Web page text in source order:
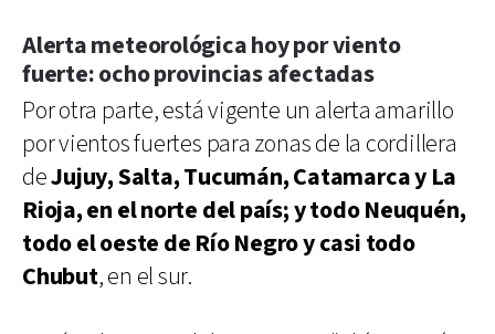
Alerta meteorológica hoy por viento
fuerte: ocho provincias afectadas
Por otra parte, está vigente un alerta amarillo
por vientos fuertes para zonas de la cordillera
deJujuy, Salta, Tucumán, Catamarca y La
Rioja, en el norte del país; y todo Neuquén,
todo el oeste de Río Negro y casi todo
Chubut, en el sur.